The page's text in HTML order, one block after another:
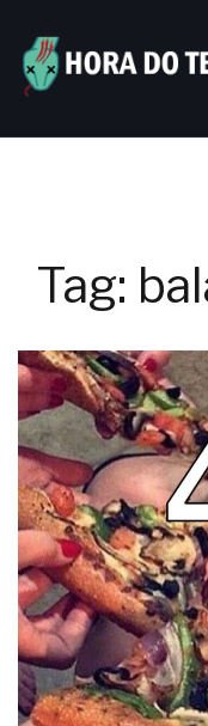
content
Tag: